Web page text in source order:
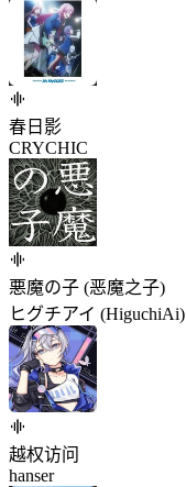
春日影
CRYCHIC
悪魔の子 (恶魔之子)
ヒグチアイ (HiguchiAi)
越权访问
hanser